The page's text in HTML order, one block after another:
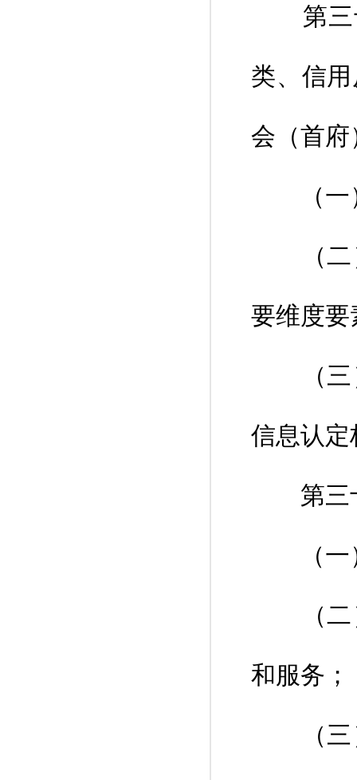
第三十
类、信
会（首
（一）
（二）
要维度要
（三）
信息认定
第三十
（一）
（二）
和服务；
（三）